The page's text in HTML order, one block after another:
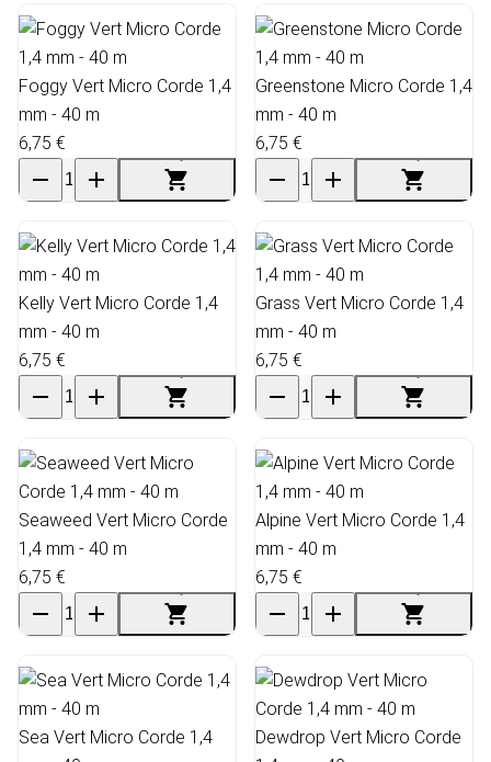
Foggy Vert Micro Corde 1,4
mm - 40 m
6,75 €
Greenstone Micro Corde 1,4
mm - 40 m
6,75 €
Kelly Vert Micro Corde 1,4
mm - 40 m
6,75 €
Grass Vert Micro Corde 1,4
mm - 40 m
6,75 €
Seaweed Vert Micro Corde
1,4 mm - 40 m
6,75 €
Alpine Vert Micro Corde 1,4
mm - 40 m
6,75 €
Sea Vert Micro Corde 1,4
Dewdrop Vert Micro Corde